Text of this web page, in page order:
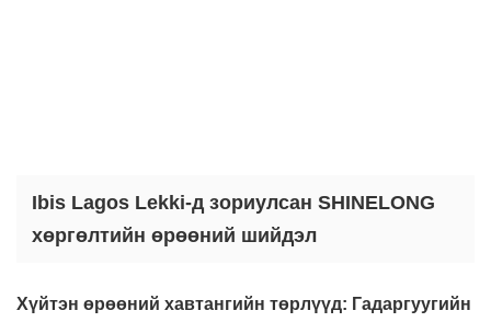
Ibis Lagos Lekki-д зориулсан SHINELONG
хөргөлтийн өрөөний шийдэл
Хүйтэн өрөөний хавтангийн төрлүүд: Гадаргуугийн